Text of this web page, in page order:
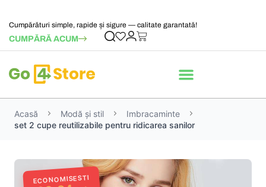
Cumpărături simple, rapide și sigure — calitate garantată!
CUMPĂRĂ ACUM
Acasă Modă și stil
Imbracaminte
set 2 cupe reutilizabile pentru ridicarea sanilor
ECONOMISESTI